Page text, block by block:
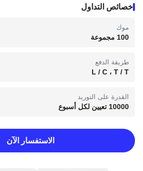
خصائص التداول
موك
100 مجموعة
طريقة الدفع
L / C ، T / T
القدرة على التوريد
10000 تعيين لكل أسبوع
الاستفسار الآن